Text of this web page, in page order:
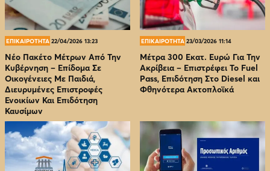
ΕΠΙΚΑΙΡΟΤΗΤΑ 22/04/2026 13:23
Νέο Πακέτο Μέτρων Από Την
Κυβέρνηση – Επίδομα Σε
Οικογένειες Με Παιδιά,
Διευρυμένες Επιστροφές
Ενοικίων Και Επιδότηση
Καυσίμων
ΕΠΙΚΑΙΡΟΤΗΤΑ 23/03/2026 11:14
Μέτρα 300 Εκατ. Ευρώ Για Την
Ακρίβεια – Επιστρέφει Το Fuel
Pass, Επιδότηση Στο Diesel και
Φθηνότερα Ακτοπλοϊκά